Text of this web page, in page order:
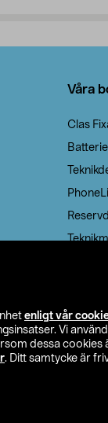
enligt vår
Vi
dessa cookies
. Ditt samtycke är
Våra
Clas